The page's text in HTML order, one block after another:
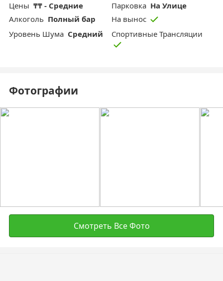
Цены ₸₸ - Средние Парковка На Улице
Aлкоголь Полный бар
На вынос
Уровень Шума Средний Спортивные Трансляции
Фотографии
Смотреть Все Фото